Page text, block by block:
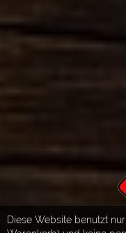
Diese Website benutzt